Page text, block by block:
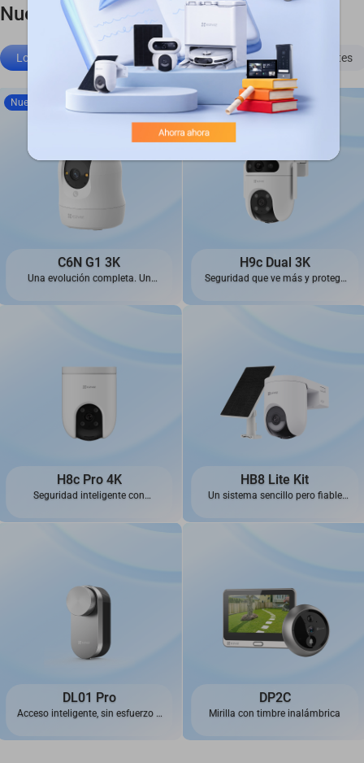
Nuestras mejores selecciones
Los más vendidos Cámaras 4G Cerraduras inteligentes
Nuevo
C6N G1 3K
Una evolución completa. Un
H9c Dual 3K
Seguridad que ve más y protege
H8c Pro 4K
Seguridad inteligente con
HB8 Lite Kit
Un sistema sencillo pero fiable
DL01 Pro
Acceso inteligente, sin esfuerzo y
DP2C
Mirilla con timbre inalámbrica